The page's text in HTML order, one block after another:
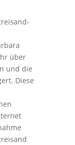
über
und die
Diese